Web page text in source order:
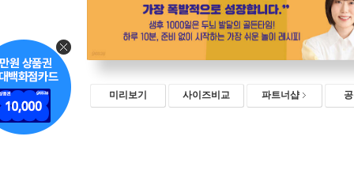
미리보기 사이즈비교 파트너샵